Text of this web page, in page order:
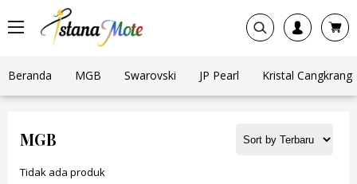
Beranda MGB Swarovski JP Pearl Kristal Cangkrang
MGB
Tidak ada produk